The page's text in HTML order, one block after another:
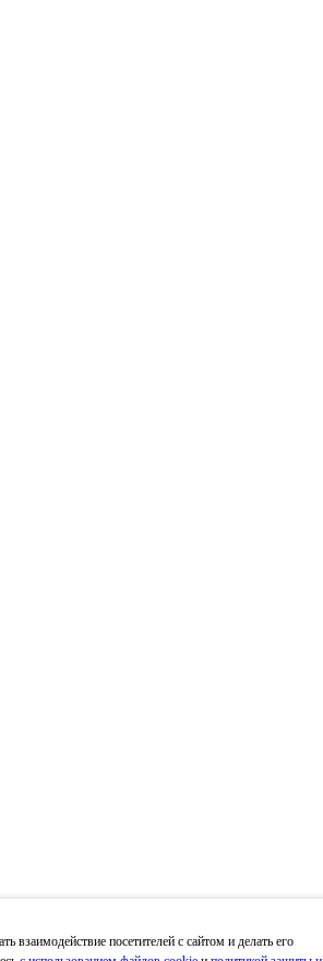
взаимодействие посетителей с сайтом и делать его